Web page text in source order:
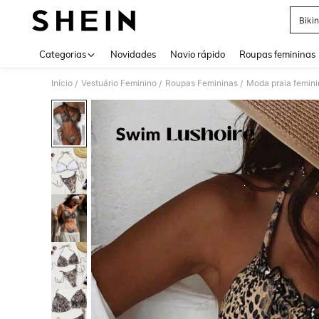
Categorias Novidades Navio rápido Roupas femininas
Início / Vestuário Feminino / Roupas Femininas / Moda praia